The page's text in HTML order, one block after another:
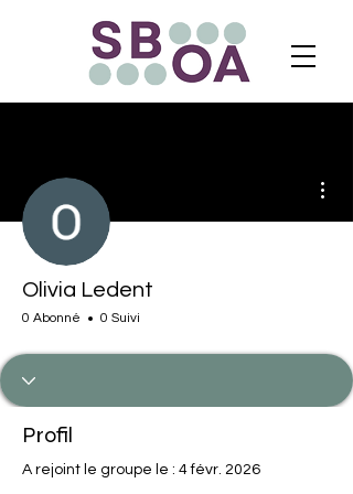
Olivia Ledent
0 Abonné 0 Suivi
Profil
A rejoint le groupe le : 4 févr. 2026